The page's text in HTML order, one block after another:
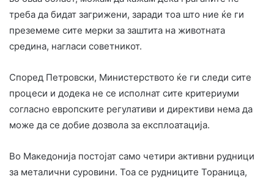
треба да бидат загрижени, заради тоа што ние ќе ги
преземеме сите мерки за заштита на животната
средина, нагласи советникот.
Според Петровски, Министерството ќе ги следи сите
процеси и додека не се исполнат сите критериуми
согласно европските регулативи и директиви нема да
може да се добие дозвола за експлоатација.
Во Македонија постојат само четири активни рудници
за металични суровини. Тоа се рудниците Тораница,